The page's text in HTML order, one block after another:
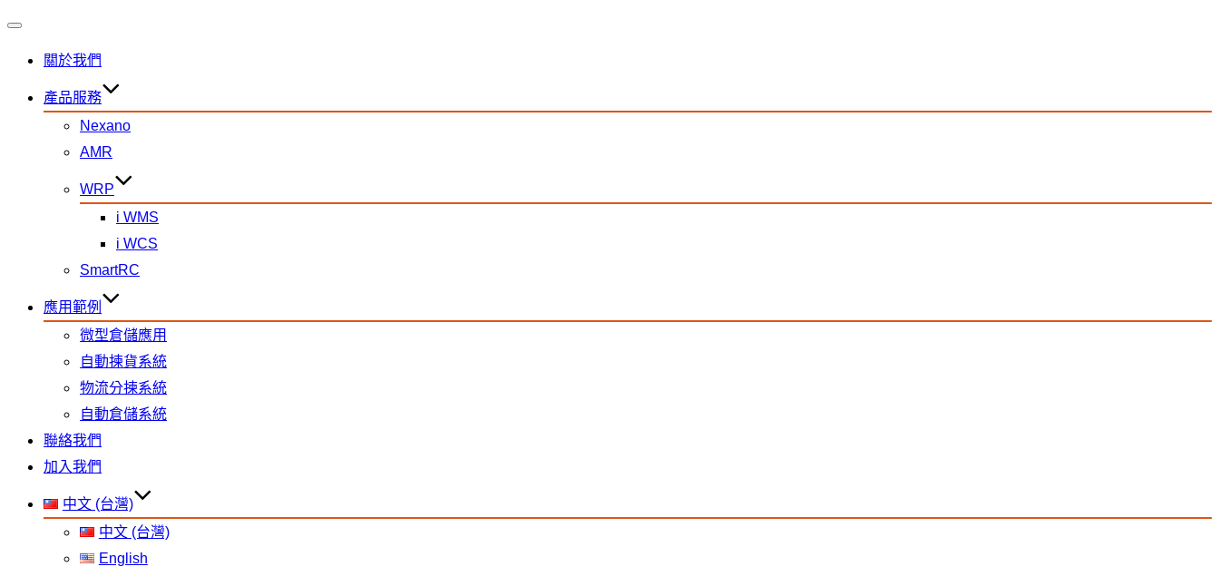
關於我們
產品服務
Nexano
AMR
WRP
i WMS
i WCS
SmartRC
應用範例
微型倉儲應用
自動揀貨系統
物流分揀系統
自動倉儲系統
聯絡我們
加入我們
中文 (台灣)
中文 (台灣)
English